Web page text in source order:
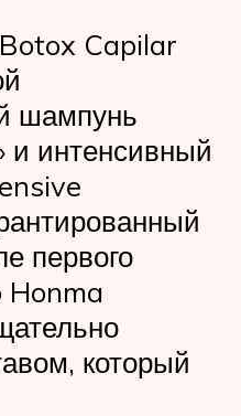
Capilar
шампунь
и интенсивный
первого
Honma
который